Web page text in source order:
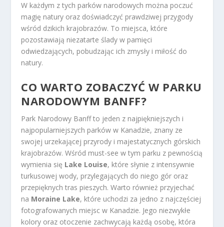
W każdym z tych parków narodowych można poczuć
magię natury oraz doświadczyć prawdziwej przygody
wśród dzikich krajobrazów. To miejsca, które
pozostawiają niezatarte ślady w pamięci
odwiedzających, pobudzając ich zmysły i miłość do
natury.
CO WARTO ZOBACZYĆ W PARKU
NARODOWYM BANFF?
Park Narodowy Banff to jeden z najpiękniejszych i
najpopularniejszych parków w Kanadzie, znany ze
swojej urzekającej przyrody i majestatycznych górskich
krajobrazów. Wśród must-see w tym parku z pewnością
wymienia się Lake Louise, które słynie z intensywnie
turkusowej wody, przylegających do niego gór oraz
przepięknych tras pieszych. Warto również przyjechać
na Moraine Lake, które uchodzi za jedno z najczęściej
fotografowanych miejsc w Kanadzie. Jego niezwykłe
kolory oraz otoczenie zachwycają każdą osobę, która